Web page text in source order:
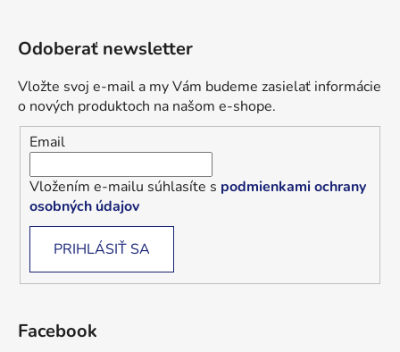
Odoberať newsletter
Vložte svoj e-mail a my Vám budeme zasielať informácie
o nových produktoch na našom e-shope.
Email
Vložením e-mailu súhlasíte s podmienkami ochrany
osobných údajov
PRIHLÁSIŤ SA
Facebook